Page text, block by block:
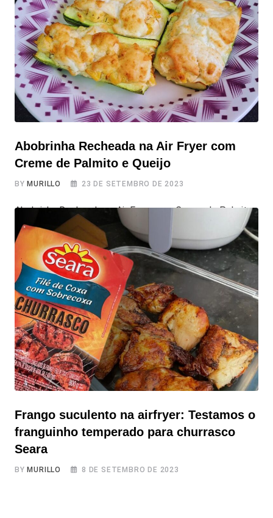
preparar pães caseiros na air fryer de forma diferenciada,
simples e deliciosa. Inclusive as fotos dela mesma! A
Abobrinha Recheada na Air Fryer com
Creme de Palmito e Queijo
BY MURILLO 23 DE SETEMBRO DE 2023
Abobrinha Recheada na Air Fryer com Creme de Palmito
e Queijo Hoje, trazemos uma receitinha prática e
deliciosa de Abobrinha Recheada na Air Fryer, que se
destaca como uma ótima opção para um almoço
vegetariano. Prepare-se para saborear uma combinação
irresistível de abobrinha, recheio cremoso de palmito e
queijo derretido. Vamos direto aos ingredientes e
Frango suculento na airfryer: Testamos o
franguinho temperado para churrasco
Seara
BY MURILLO 8 DE SETEMBRO DE 2023